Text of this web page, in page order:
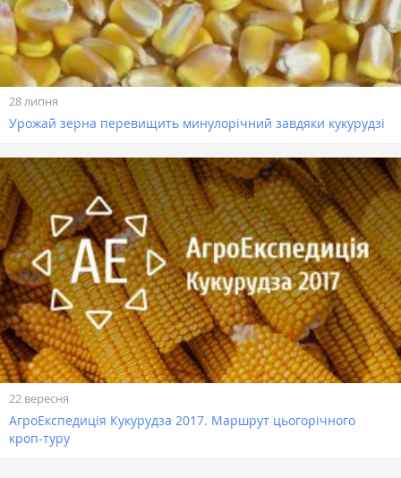
28 липня
Урожай зерна перевищить минулорічний завдяки кукурудзі
22 вересня
АгроЕкспедиція Кукурудза 2017. Маршрут цьогорічного
кроп-туру